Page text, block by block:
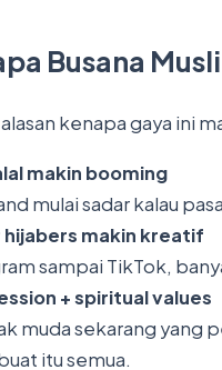
Busana
kenapa gaya ini
makin booming
mulai sadar kalau
makin kreatif
sampai TikTok,
+ spiritual values
muda sekarang yang
itu semua.